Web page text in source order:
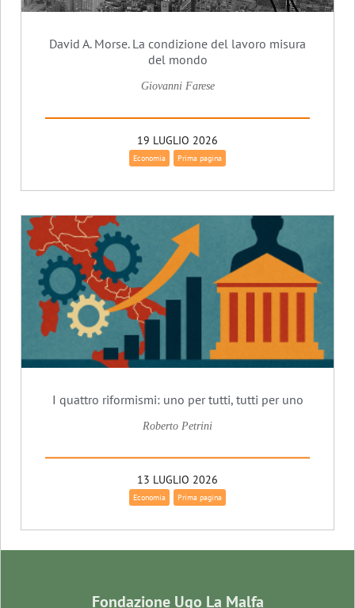
David A. Morse. La condizione del lavoro misura
del mondo
Giovanni Farese
19 LUGLIO 2026
Economia Prima pagina
I quattro riformismi: uno per tutti, tutti per uno
Roberto Petrini
13 LUGLIO 2026
Economia Prima pagina
Fondazione Ugo La Malfa